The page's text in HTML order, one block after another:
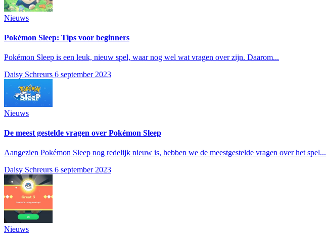
Nieuws
Pokémon Sleep: Tips voor beginners
Pokémon Sleep is een leuk, nieuw spel, waar nog wel wat vragen over zijn. Daarom...
Daisy Schreurs 6 september 2023
Nieuws
De meest gestelde vragen over Pokémon Sleep
Aangezien Pokémon Sleep nog redelijk nieuw is, hebben we de meestgestelde vragen over het spel...
Daisy Schreurs 6 september 2023
Nieuws